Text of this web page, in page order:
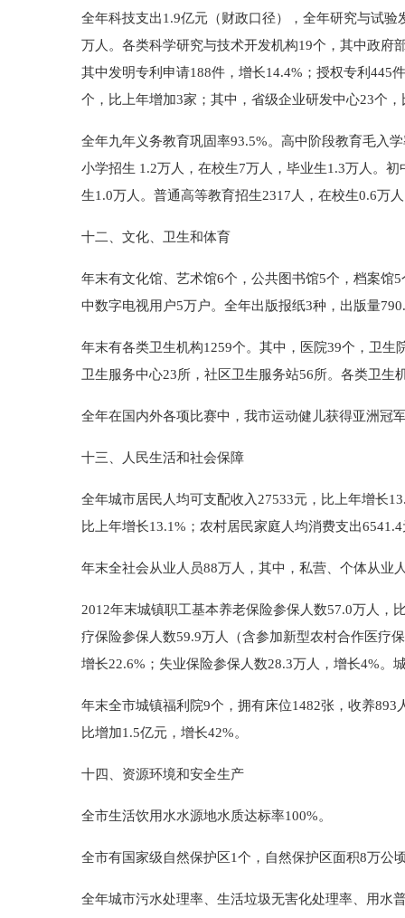
全年科技支出1.9亿元（财政口径），全年研究与试
万人。各类科学研究与技术开发机构19个，其中政府
其中发明专利申请188件，增长14.4%；授权专利445
个，比上年增加3家；其中，省级企业研发中心23个
全年九年义务教育巩固率93.5%。高中阶段教育毛入
小学招生 1.2万人，在校生7万人，毕业生1.3万人。
生1.0万人。普通高等教育招生2317人，在校生0.6万
十二、文化、卫生和体育
年末有文化馆、艺术馆6个，公共图书馆5个，档案馆
中数字电视用户5万户。全年出版报纸3种，出版量
年末有各类卫生机构1259个。其中，医院39个，卫
卫生服务中心23所，社区卫生服务站56所。各类卫生
全年在国内外各项比赛中，我市运动健儿获得亚洲冠
十三、人民生活和社会保障
全年城市居民人均可支配收入27533元，比上年增长
比上年增长13.1%；农村居民家庭人均消费支出
年末全社会从业人员88万人，其中，私营、个体从业
2012年末城镇职工基本养老保险参保人数57.0万人，
疗保险参保人数59.9万人（含参加新型农村合作医疗
增长22.6%；失业保险参保人数28.3万人，增长4%。
年末全市城镇福利院9个，拥有床位1482张，收养
比增加1.5亿元，增长42%。
十四、资源环境和安全生产
全市生活饮用水水源地水质达标率100%。
全市有国家级自然保护区1个，自然保护区面积8万公
全年城市污水处理率、生活垃圾无害化处理率、用水